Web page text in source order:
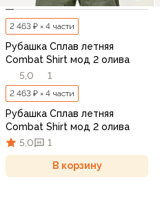
2 463 ₽ × 4 части
Рубашка Сплав летняя
Combat Shirt мод 2 олива
5,0
1
2 463 ₽ × 4 части
Рубашка Сплав летняя
Combat Shirt мод 2 олива
5,0
1
В корзину